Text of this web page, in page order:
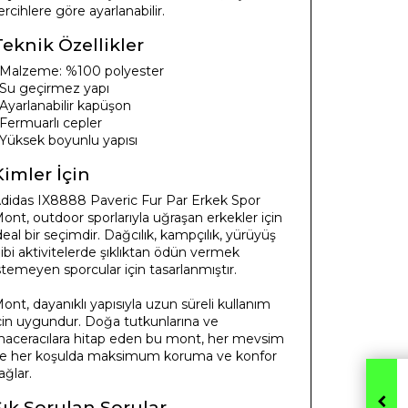
göre ayarlanabilir.
Özellikler
Malzeme: %100 polyester
Su geçirmez yapı
Ayarlanabilir kapüşon
Fermuarlı cepler
Yüksek boyunlu yapısı
İçin
IX8888 Paveric Fur Par Erkek Spor
outdoor sporlarıyla uğraşan erkekler için
bir seçimdir. Dağcılık, kampçılık, yürüyüş
aktivitelerde şıklıktan ödün vermek
sporcular için tasarlanmıştır.
dayanıklı yapısıyla uzun süreli kullanım
uygundur. Doğa tutkunlarına ve
hitap eden bu mont, her mevsim
her koşulda maksimum koruma ve konfor